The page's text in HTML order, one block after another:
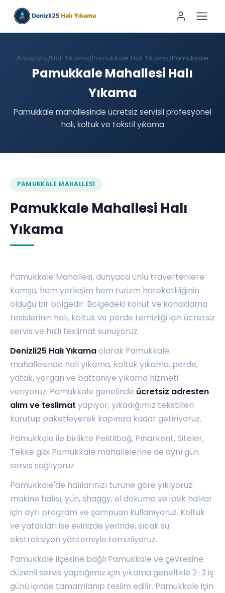
Anasayfa Halı Yıkama Pamukkale Halı Yıkama Pamukkale
Pamukkale Mahallesi Halı
Yıkama
Pamukkale mahallesinde ücretsiz servisli profesyonel
halı, koltuk ve tekstil yıkama
PAMUKKALE MAHALLESI
Pamukkale Mahallesi Halı
Yıkama
Pamukkale Mahallesi, dünyaca ünlü travertenlere
komşu, hem yerleşim hem turizm hareketliliğinin
olduğu bir bölgedir. Bölgedeki konut ve konaklama
tesislerinin halı, koltuk ve perde temizliği için ücretsiz
servis ve hızlı teslimat sunuyoruz.
Denizli25 Halı Yıkamaolarak Pamukkale
mahallesinde halı yıkama, koltuk yıkama, perde,
yatak, yorgan ve battaniye yıkama hizmeti
veriyoruz. Pamukkale genelinde ücretsiz adresten
alım ve teslimat yapıyor, yıkadığımız tekstilleri
kurutup paketleyerek kapınıza kadar getiriyoruz.
Pamukkale ile birlikte Pelitlibağ, Pınarkent,Siteler,
Tekke gibi Pamukkale mahallelerine de aynı gün
servis sağlıyoruz.
Pamukkale'de halılarınızı türüne göre yıkıyoruz:
makine halısı, yün, shaggy, el dokuma ve ipek halılar
için ayrı program ve şampuan kullanıyoruz. Koltuk
ve yatakları ise evinizde yerinde, sıcak su
ekstraksiyon yöntemiyle temizliyoruz.
Pamukkale ilçesine bağlı Pamukkale ve çevresine
düzenli servis yaptığımız için yıkama genellikle 2-3 iş
günü içinde tamamlanıp teslim edilir. Pamukkale için